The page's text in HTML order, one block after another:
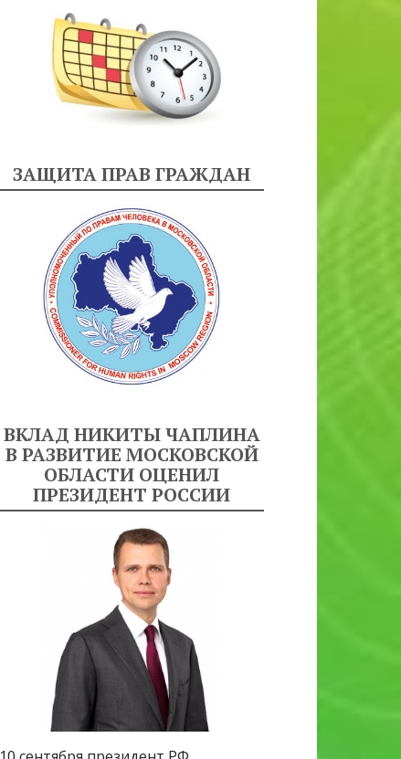
ЗАЩИТА ПРАВ ГРАЖДАН
ВКЛАД НИКИТЫ ЧАПЛИНА
В РАЗВИТИЕ МОСКОВСКОЙ
ОБЛАСТИ ОЦЕНИЛ
ПРЕЗИДЕНТ РОССИИ